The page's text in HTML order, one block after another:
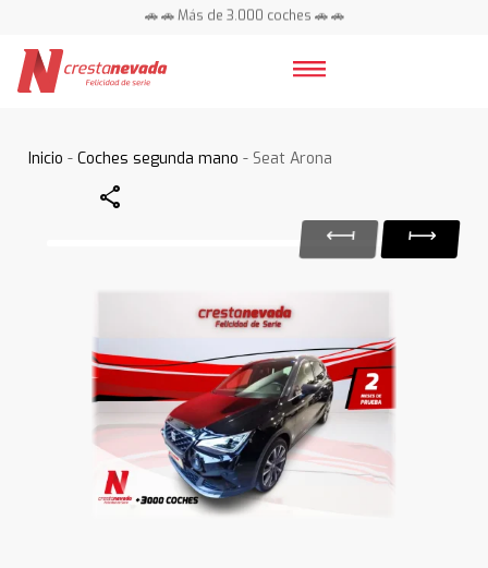
🚗 🚗 Más de 3.000 coches 🚗 🚗
Inicio -Coches segunda mano - Seat Arona
Share